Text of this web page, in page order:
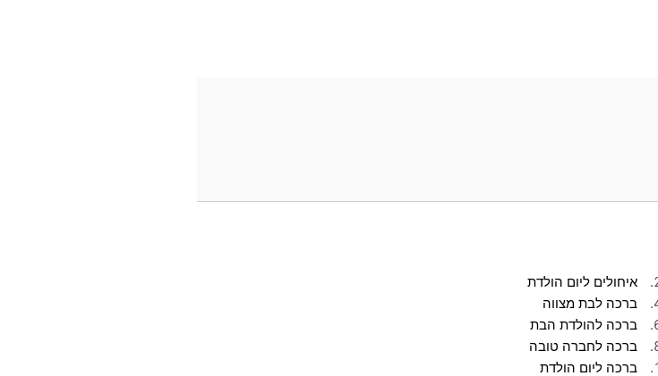
איחולים ליום הולדת
ברכה לבת מצווה
ברכה להולדת הבת
ברכה לחברה טובה
ברכה ליום הולדת